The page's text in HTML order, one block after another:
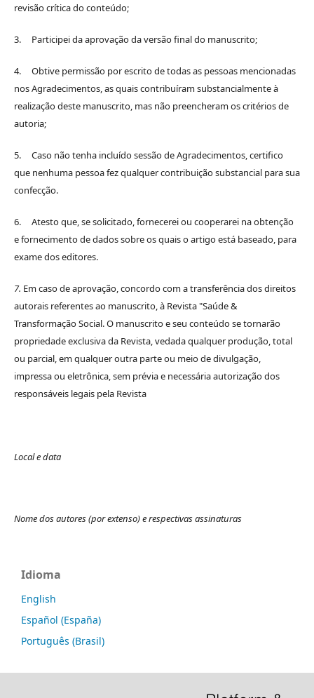
revisão crítica do conteúdo;
3. Participei da aprovação da versão final do manuscrito;
4. Obtive permissão por escrito de todas as pessoas mencionadas
nos Agradecimentos, as quais contribuíram substancialmente à
realização deste manuscrito, mas não preencheram os critérios de
autoria;
5. Caso não tenha incluído sessão de Agradecimentos, certifico
que nenhuma pessoa fez qualquer contribuição substancial para sua
confecção.
6. Atesto que, se solicitado, fornecerei ou cooperarei na obtenção
e fornecimento de dados sobre os quais o artigo está baseado, para
exame dos editores.
7. Em caso de aprovação, concordo com a transferência dos direitos
autorais referentes ao manuscrito, à Revista "Saúde &
Transformação Social. O manuscrito e seu conteúdo se tornarão
propriedade exclusiva da Revista, vedada qualquer produção, total
ou parcial, em qualquer outra parte ou meio de divulgação,
impressa ou eletrônica, sem prévia e necessária autorização dos
responsáveis legais pela Revista
Local e data
Nome dos autores (por extenso) e respectivas assinaturas
Idioma
English
Español (España)
Português (Brasil)